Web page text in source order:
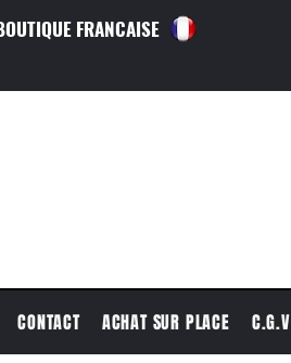
FRANCAISE
CONTACT ACHAT SUR PLACE C.G.V